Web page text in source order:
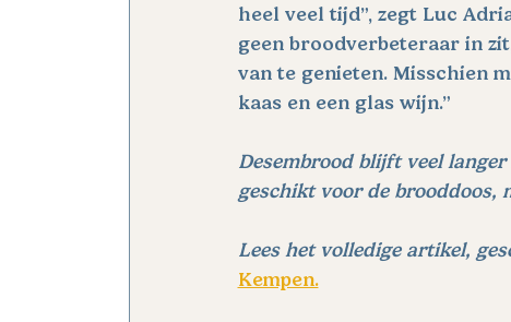
heel veel tijd”, zegt Luc
geen broodverbeteraar in
van te genieten. Misschien
kaas en een glas wijn.”
Desembrood blijft veel
geschikt voor de brooddoos,
Lees het volledige artikel,
Kempen.